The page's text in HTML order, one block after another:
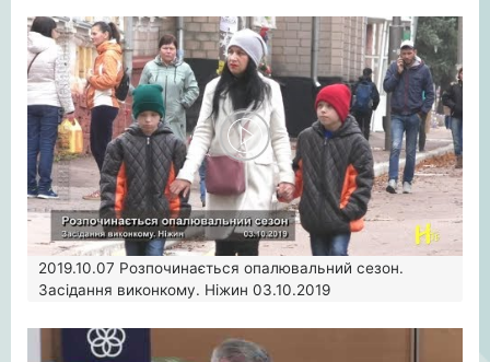
2019.10.07 Розпочинається опалювальний сезон.
Засідання виконкому. Ніжин 03.10.2019